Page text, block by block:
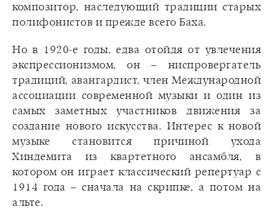
композитор, наследующий традиции старых
полифонистов и прежде всего Баха.
Но в 1920-е годы, едва отойдя от увлечения
экспрессионизмом, он – ниспровергатель
традиций, авангардист, член Международной
ассоциации современной музыки и один из
самых заметных участников движения за
создание нового искусства. Интерес к новой
музыке становится причиной ухода
Хиндемита из квартетного ансамбля, в
котором он играет классический репертуар с
1914 года – сначала на скрипке, а потом на
альте.